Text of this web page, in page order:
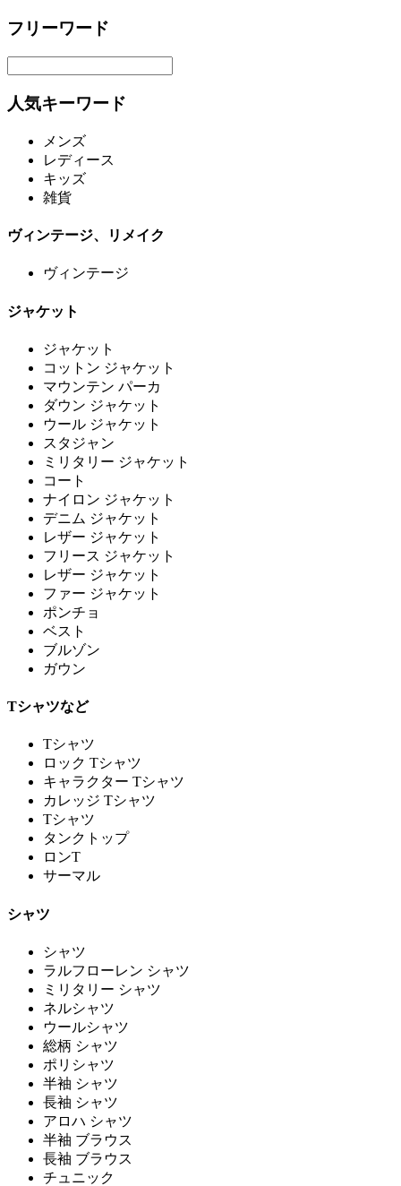
フリーワード
人気キーワード
メンズ
レディース
キッズ
雑貨
ヴィンテージ、リメイク
ヴィンテージ
ジャケット
ジャケット
コットン ジャケット
マウンテン パーカ
ダウン ジャケット
ウール ジャケット
スタジャン
ミリタリー ジャケット
コート
ナイロン ジャケット
デニム ジャケット
レザー ジャケット
フリース ジャケット
レザー ジャケット
ファー ジャケット
ポンチョ
ベスト
ブルゾン
ガウン
Tシャツなど
Tシャツ
ロック Tシャツ
キャラクター Tシャツ
カレッジ Tシャツ
Tシャツ
タンクトップ
ロンT
サーマル
シャツ
シャツ
ラルフローレン シャツ
ミリタリー シャツ
ネルシャツ
ウールシャツ
総柄 シャツ
ポリシャツ
半袖 シャツ
長袖 シャツ
アロハ シャツ
半袖 ブラウス
長袖 ブラウス
チュニック